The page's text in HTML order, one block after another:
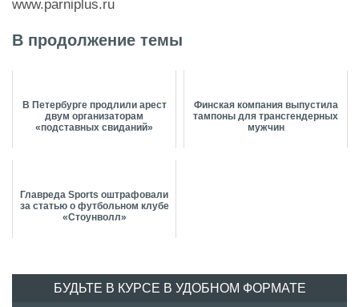
www.parniplus.ru
В продолжение темы
В Петербурге продлили арест
двум организаторам
«подставных свиданий»
Финская компания выпустила
тампоны для трансгендерных
мужчин
Главреда Sports оштрафовали
за статью о футбольном клубе
«Стоунволл»
БУДЬТЕ В КУРСЕ В УДОБНОМ ФОРМАТЕ